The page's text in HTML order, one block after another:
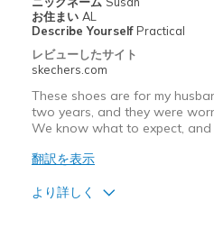
Sizing
お住まい AL
Describe Yourself Practical
レビューしたサイト
skechers.com
These shoes are for my
two years, and they were
We know what to expect,
翻訳を表示
より詳しく